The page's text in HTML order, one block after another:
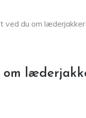
ved du om
om